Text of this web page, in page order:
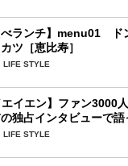
べランチ】menu01 ド
ツ［恵比寿］
LIFE STYLE
エイエン】ファン3000
独占インタビューで
全レポート！
LIFE STYLE